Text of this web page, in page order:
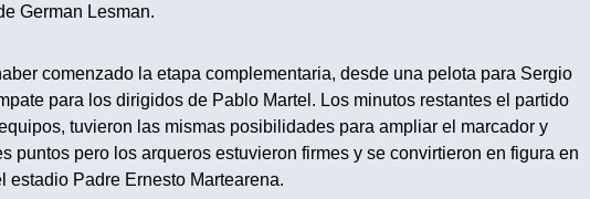
German Lesman.
comenzado la etapa complementaria, desde una pelota para Sergio
para los dirigidos de Pablo Martel. Los minutos restantes el partido
tuvieron las mismas posibilidades para ampliar el marcador y
puntos pero los arqueros estuvieron firmes y se convirtieron en figura en
estadio Padre Ernesto Martearena.